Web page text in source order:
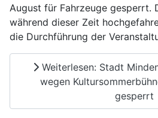
August für Fahrzeuge gesperrt.
während dieser Zeit
die Durchführung der
Weiterlesen: Stadt
wegen
gesperrt